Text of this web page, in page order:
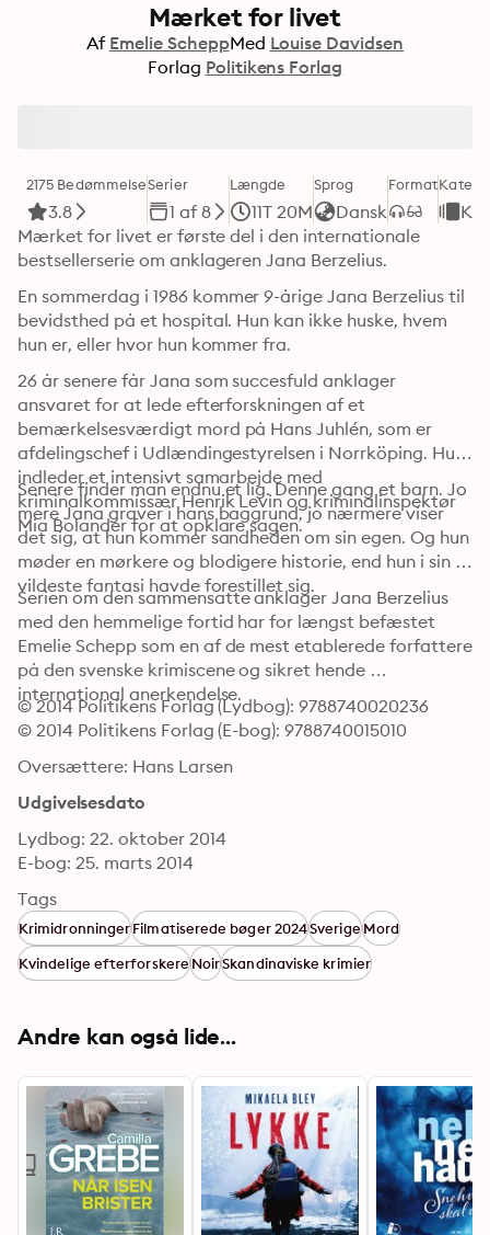
Mærket for livet
Af Emelie ScheppMed Louise Davidsen
Forlag Politikens Forlag
2175 Bedømmelse
3.8
Serier
1 af 8
Længde
11T 20M
Sprog
Dansk
Format
Mærket for livet er første del i den internationale
bestsellerserie om anklageren Jana Berzelius.
En sommerdag i 1986 kommer 9-årige Jana Berzelius til
bevidsthed på et hospital. Hun kan ikke huske, hvem
hun er, eller hvor hun kommer fra.
26 år senere får Jana som succesfuld anklager
ansvaret for at lede efterforskningen af et
bemærkelsesværdigt mord på Hans Juhlén, som er
afdelingschef i Udlændingestyrelsen i Norrköping. Hun
indleder et intensivt samarbejde med
kriminalkommissær Henrik Levin og kriminalinspektør
Mia Bolander for at opklare sagen.
Senere finder man endnu et lig. Denne gang et barn. Jo
mere Jana graver i hans baggrund, jo nærmere viser
det sig, at hun kommer sandheden om sin egen. Og hun
møder en mørkere og blodigere historie, end hun i sin
vildeste fantasi havde forestillet sig.
Serien om den sammensatte anklager Jana Berzelius
med den hemmelige fortid har for længst befæstet
Emelie Schepp som en af de mest etablerede forfattere
på den svenske krimiscene og sikret hende
international anerkendelse.
© 2014 Politikens Forlag (Lydbog): 9788740020236
© 2014 Politikens Forlag (E-bog): 9788740015010
Oversættere: Hans Larsen
Udgivelsesdato
Lydbog: 22. oktober 2014
E-bog: 25. marts 2014
Tags
KrimidronningerFilmatiserede bøger 2024SverigeMord
Kvindelige efterforskereNoirSkandinaviske krimier
Andre kan også lide...